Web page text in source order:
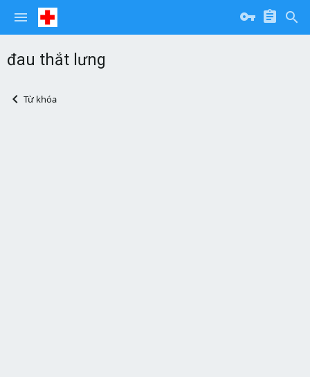
đau thắt lưng
Từ khóa